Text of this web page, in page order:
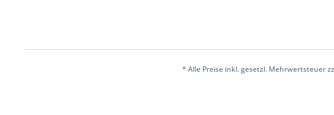
* Alle Preise inkl. gesetzl. Mehrwertsteuer